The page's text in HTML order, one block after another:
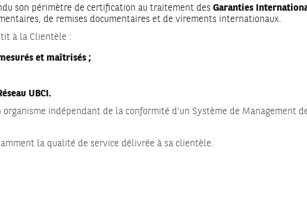
son périmètre de certification au traitement desGaranties
de remises documentaires et de virements internationaux.
à la Clientèle :
et maîtrisés ;
UBCI.
indépendant de la conformité d’un Système de Management
la qualité de service délivrée à sa clientèle.